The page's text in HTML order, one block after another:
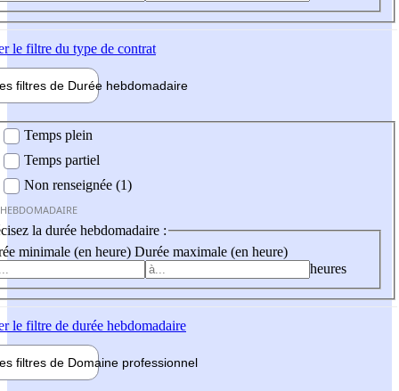
le filtre du type de contrat
filtres de Durée hebdomadaire
Temps plein
Temps partiel
Non renseignée (1)
la durée hebdomadaire :
minimale (en heure) Durée maximale (en heure)
heures
le filtre de durée hebdomadaire
filtres de Domaine professionnel